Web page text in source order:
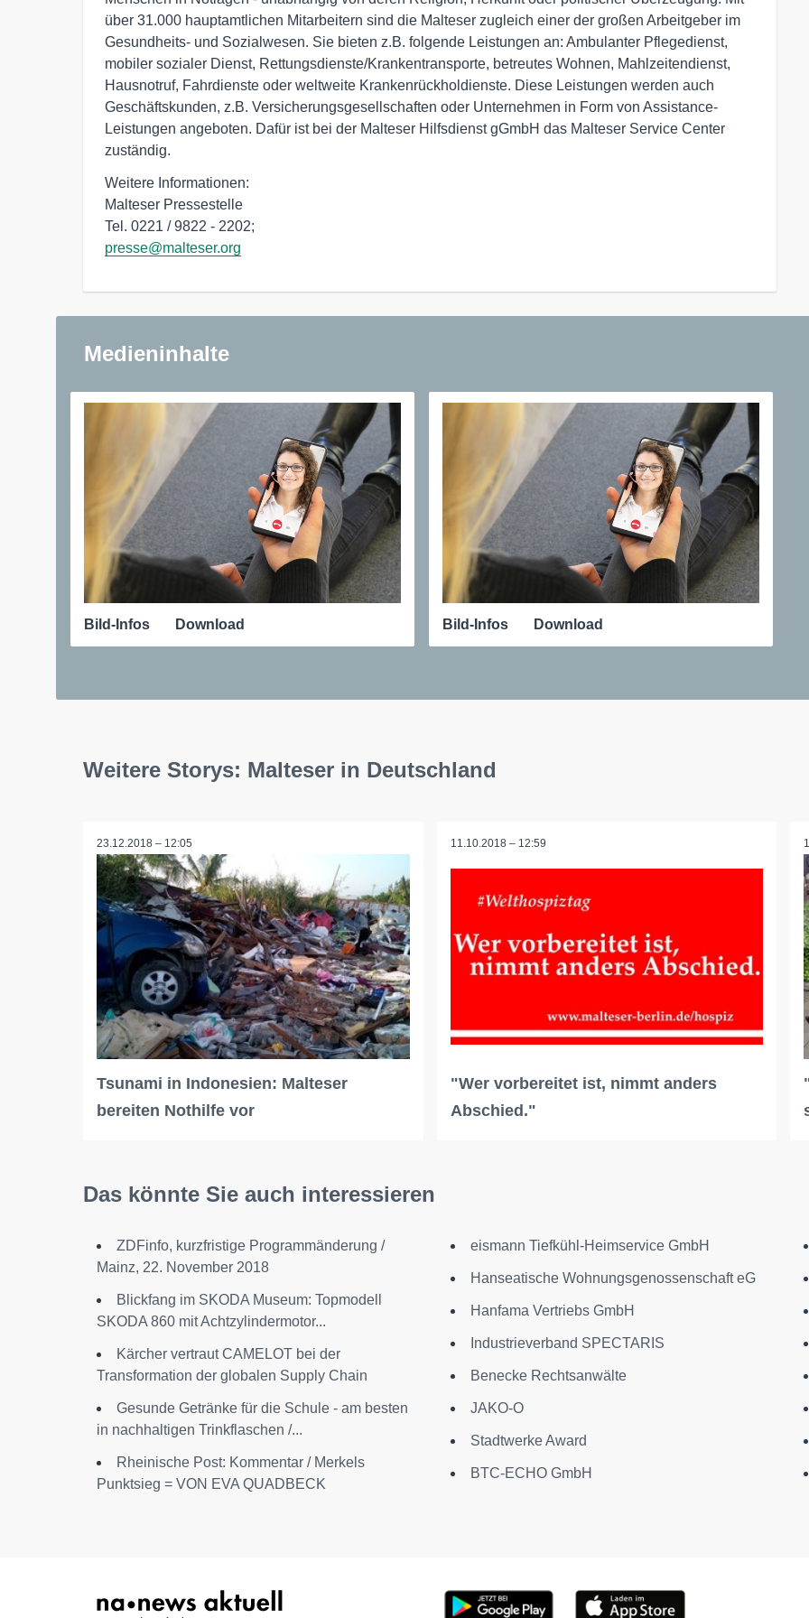
über 31.000 hauptamtlichen Mitarbeitern sind die Malteser zugleich einer der großen Arbeitgeber im
Gesundheits- und Sozialwesen. Sie bieten z.B. folgende Leistungen an: Ambulanter Pflegedienst,
mobiler sozialer Dienst, Rettungsdienste/Krankentransporte, betreutes Wohnen, Mahlzeitendienst,
Hausnotruf, Fahrdienste oder weltweite Krankenrückholdienste. Diese Leistungen werden auch
Geschäftskunden, z.B. Versicherungsgesellschaften oder Unternehmen in Form von Assistance-
Leistungen angeboten. Dafür ist bei der Malteser Hilfsdienst gGmbH das Malteser Service Center
zuständig.
Weitere Informationen:
Malteser Pressestelle
presse@malteser.org
Medieninhalte
Bild-Infos Download Bild-Infos Download
Weitere Storys: Malteser in Deutschland
23.12.2018 – 12:05
Tsunami in Indonesien: Malteser
bereiten Nothilfe vor
11.10.2018 – 12:59
"Wer vorbereitet ist, nimmt anders
Abschied."
Das könnte Sie auch interessieren
ZDFinfo, kurzfristige Programmänderung /
Mainz, 22. November 2018
Blickfang im SKODA Museum: Topmodell
SKODA 860 mit Achtzylindermotor...
Kärcher vertraut CAMELOT bei der
Transformation der globalen Supply Chain
Gesunde Getränke für die Schule - am besten
in nachhaltigen Trinkflaschen /...
Rheinische Post: Kommentar / Merkels
Punktsieg = VON EVA QUADBECK
eismann Tiefkühl-Heimservice GmbH
Hanseatische Wohnungsgenossenschaft eG
Hanfama Vertriebs GmbH
Industrieverband SPECTARIS
Benecke Rechtsanwälte
JAKO-O
Stadtwerke Award
BTC-ECHO GmbH